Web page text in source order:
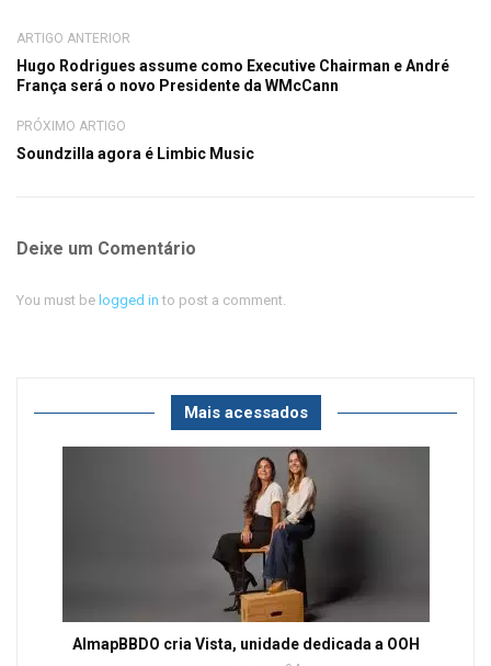
ARTIGO ANTERIOR
Hugo Rodrigues assume como Executive Chairman e André
França será o novo Presidente da WMcCann
PRÓXIMO ARTIGO
Soundzilla agora é Limbic Music
Deixe um Comentário
You must be logged in to post a comment.
Mais acessados
AlmapBBDO cria Vista, unidade dedicada a OOH